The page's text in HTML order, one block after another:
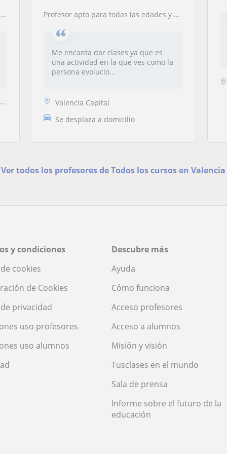
profesor apto para todas las edades y dependiendo de los niveles
Me encanta dar clases ya que es
una actividad en la que ves como la
persona evolucio...
Valencia Capital
Se desplaza a domicilio
Ver todos los profesores de Todos los cursos en Valencia
y condiciones
cookies
de Cookies
privacidad
uso profesores
uso alumnos
Descubre más
Ayuda
Cómo funciona
Acceso profesores
Acceso a alumnos
Misión y visión
Tusclases en el mundo
Sala de prensa
Informe sobre el futuro de la
educación